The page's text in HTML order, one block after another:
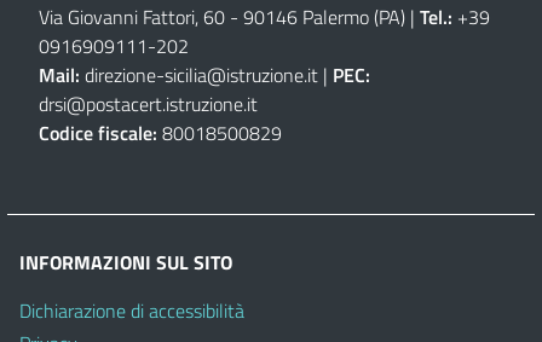
Via Giovanni Fattori, 60 - 90146 Palermo (PA) | Tel.: +39
0916909111-202
Mail: direzione-sicilia@istruzione.it | PEC:
drsi@postacert.istruzione.it
Codice fiscale: 80018500829
INFORMAZIONI SUL SITO
Dichiarazione di accessibilità